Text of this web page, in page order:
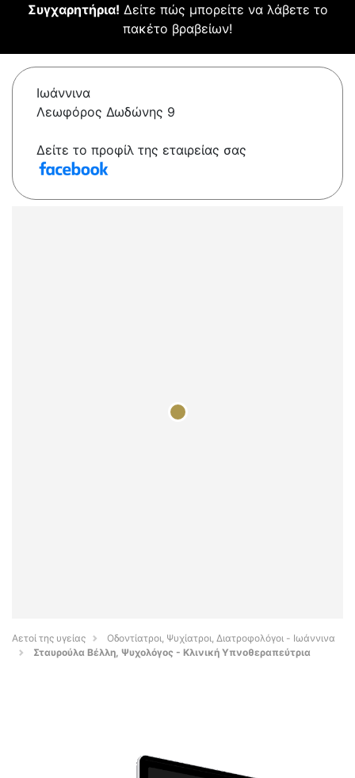
Συγχαρητήρια! Δείτε πώς μπορείτε να λάβετε το
πακέτο βραβείων!
Ιωάννινα
Λεωφόρος Δωδώνης 9
Δείτε το προφίλ της εταιρείας σας
Αετοί της υγείας
Οδοντίατροι, Ψυχίατροι, Διατροφολόγοι - Ιωάννινα
Σταυρούλα Βέλλη, Ψυχολόγος - Κλινική Υπνοθεραπεύτρια